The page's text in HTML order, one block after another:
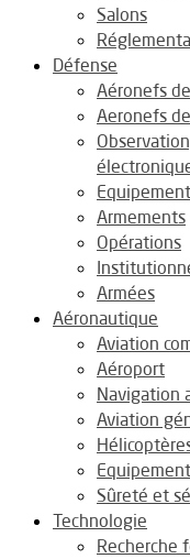
Salons
Défense
Aéronefs
Aeronefs
Armements
Opérations
Armées
Aéronautique
Aviation
Aéroport
Navigation
Aviation
Sûreté et
Technologie
Recherche